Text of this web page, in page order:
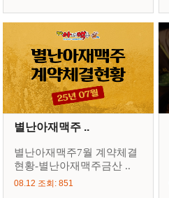
별난아재맥주 ..
별난아재맥주7월 계약체결
현황-별난아재맥주금산 ..
08.12 조회: 851